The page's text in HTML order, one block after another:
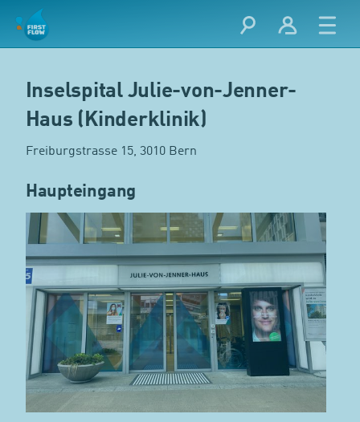
Inselspital Julie-von-Jenner-
Haus (Kinderklinik)
Freiburgstrasse 15, 3010 Bern
Haupteingang